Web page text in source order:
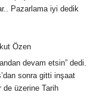
Pazarlama iyi dedik
devam etsin” dedi.
sonra gitti inşaat
de üzerine Tarih